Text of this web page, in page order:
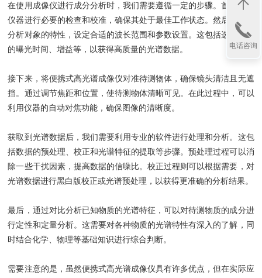
在使用成像仪进行成分分析时，我们需要遵循一定的步骤。首先，对
仪器进行必要的检查和校准，确保其处于最佳工作状态。然后，根据
分析对象的特性，设定合适的波长范围和参数设置。这包括选择合适
的曝光时间、增益等，以获得高质量的光谱数据。
接下来，将便携式高光谱成像仪对准待测物体，确保镜头清洁且无遮
挡。通过调节焦距和位置，使待测物体清晰可见。在此过程中，可以
利用仪器的自动对焦功能，确保图像的清晰度。
获取到光谱数据后，我们需要利用专业的软件进行处理和分析。这包
括数据的预处理、校正和光谱特征的提取等步骤。预处理过程可以消
除一些干扰因素，提高数据的信噪比。校正过程则可以根据需要，对
光谱数据进行黑白版校正或光谱预处理，以获得更准确的分析结果。
最后，通过对比分析已知物质的光谱特征，可以对待测物质的成分进
行定性和定量分析。这需要对各种物质的光谱特性有深入的了解，同
时结合化学、物理等基础知识进行综合判断。
需要注意的是，虽然便携式高光谱成像仪具有许多优点，但在实际应
电话咨询